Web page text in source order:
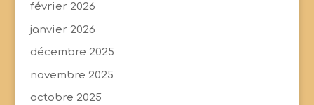
février 2026
janvier 2026
décembre 2025
novembre 2025
octobre 2025